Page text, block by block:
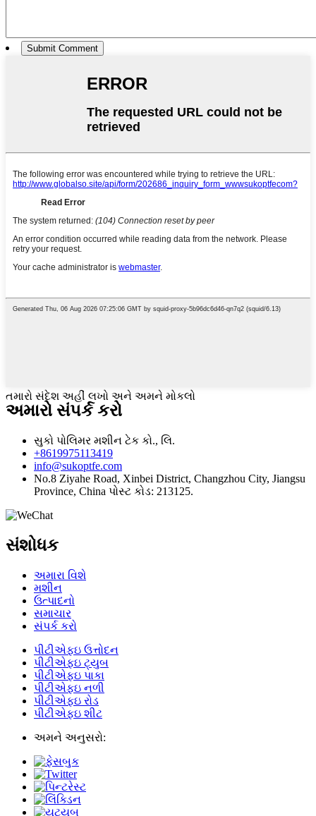
તમારો સંદેશ અહીં લખો અને અમને મોકલો
અમારો સંપર્ક કરો
સુકો પોલિમર મશીન ટેક કો., લિ.
+8619975113419
info@sukoptfe.com
No.8 Ziyahe Road, Xinbei District, Changzhou City, Jiangsu
Province, China પોસ્ટ કોડ: 213125.
સંશોધક
અમારા વિશે
મશીન
ઉત્પાદનો
સમાચાર
સંપર્ક કરો
પીટીએફઇ ઉત્તોદન
પીટીએફઇ ટ્યુબ
પીટીએફઇ પાકા
પીટીએફઇ નળી
પીટીએફઇ રોડ
પીટીએફઇ શીટ
અમને અનુસરો: